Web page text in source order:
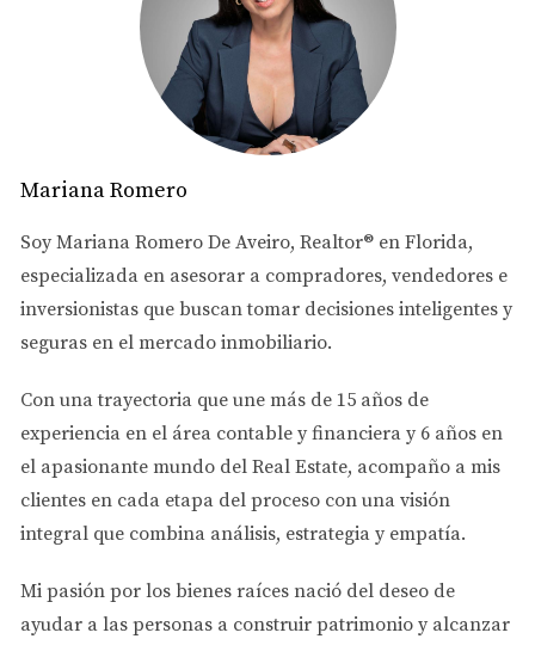
Entender la rentabilidad es crucial para cualquier
inversor. No se trata solo de comprar una propiedad; es
necesario evaluar si esa compra generará ingresos
sostenibles a largo plazo. El análisis de rentabilidad
implica examinar diversos factores como el retorno
sobre la inversión (ROI), los costos operativos y las
errores costosos y tomar decisiones más informadas.
"Un buen análisis puede ser la diferencia
entre una inversión exitosa y una pérdida
Plataformas Inmobiliarias en
Florida
En Florida, hay varias plataformas inmobiliarias que
Algunas de las más populares incluyen Zillow,
Realtor.com y Redfin. Estas plataformas ofrecen
Mariana Romero
Soy Mariana Romero De Aveiro, Realtor® en Florida,
especializada en asesorar a compradores, vendedores e
inversionistas que buscan tomar decisiones inteligentes y
seguras en el mercado inmobiliario.
Con una trayectoria que une más de 15 años de
experiencia en el área contable y financiera y 6 años en
el apasionante mundo del Real Estate, acompaño a mis
clientes en cada etapa del proceso con una visión
integral que combina análisis, estrategia y empatía.
Mi pasión por los bienes raíces nació del deseo de
ayudar a las personas a construir patrimonio y alcanzar